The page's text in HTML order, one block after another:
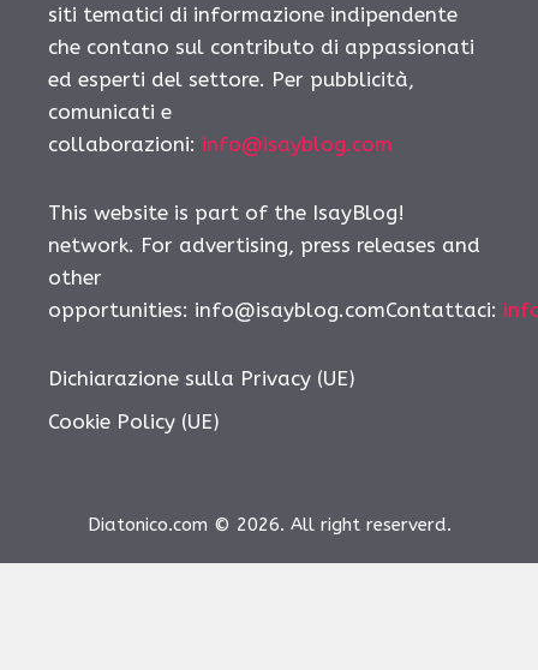
siti tematici di informazione indipendente
che contano sul contributo di appassionati
ed esperti del settore. Per pubblicità,
comunicati e
collaborazioni: info@isayblog.com
This website is part of the IsayBlog!
network. For advertising, press releases and
other
opportunities: info@isayblog.comContattaci:
Dichiarazione sulla Privacy (UE)
Cookie Policy (UE)
Diatonico.com © 2026. All right reserverd.